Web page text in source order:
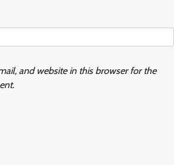
and website in this browser for the